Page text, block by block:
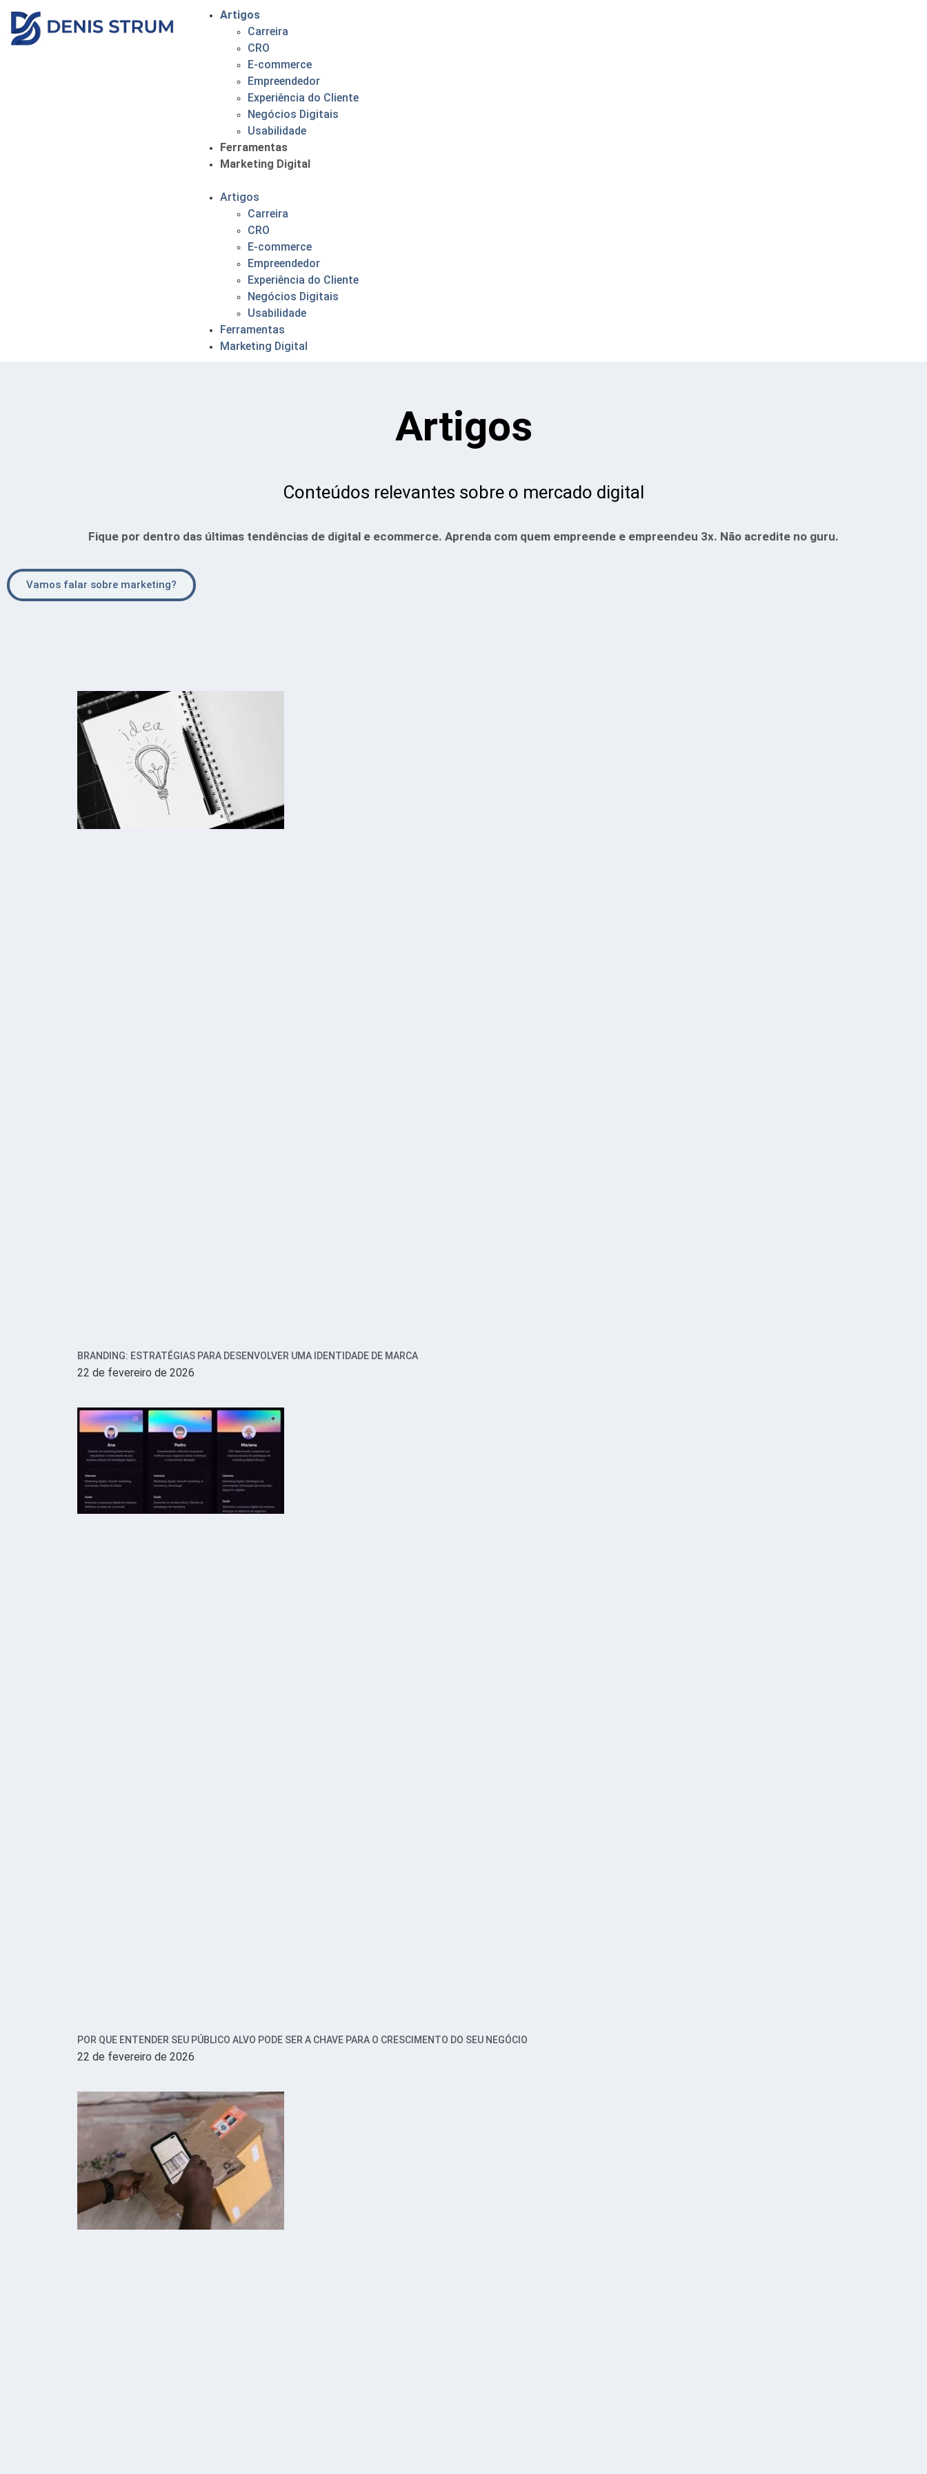
Artigos
Carreira
CRO
E-commerce
Empreendedor
Experiência do Cliente
Negócios Digitais
Usabilidade
Ferramentas
Marketing Digital
Artigos
Carreira
CRO
E-commerce
Empreendedor
Experiência do Cliente
Negócios Digitais
Usabilidade
Ferramentas
Marketing Digital
Artigos
Conteúdos relevantes sobre o mercado digital
Fique por dentro das últimas tendências de digital e ecommerce. Aprenda com quem empreende e empreendeu 3x. Não acredite no guru.
Vamos falar sobre marketing?
BRANDING: ESTRATÉGIAS PARA DESENVOLVER UMA IDENTIDADE DE MARCA
22 de fevereiro de 2026
POR QUE ENTENDER SEU PÚBLICO ALVO PODE SER A CHAVE PARA O CRESCIMENTO DO SEU NEGÓCIO
22 de fevereiro de 2026